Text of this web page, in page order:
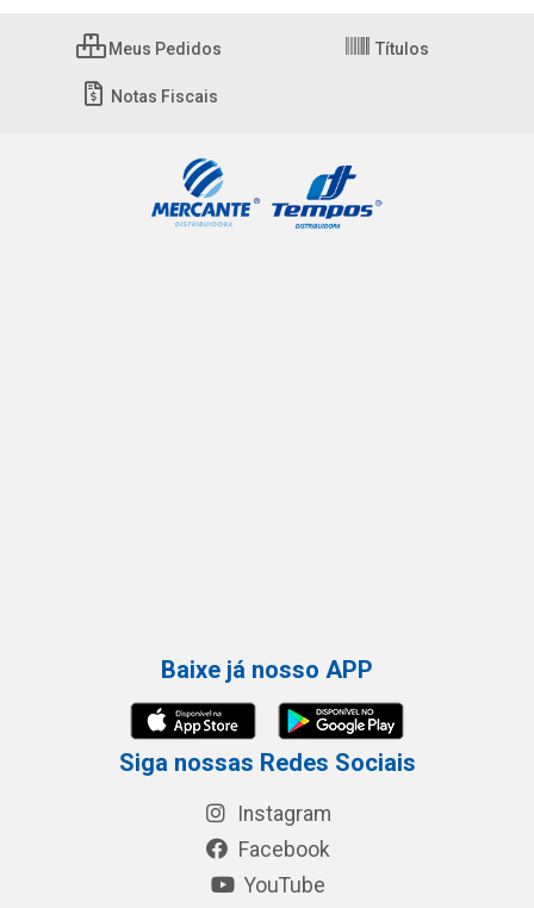
Meus Pedidos Títulos
Notas Fiscais
Baixe já nosso APP
Siga nossas Redes Sociais
Instagram
Facebook
YouTube